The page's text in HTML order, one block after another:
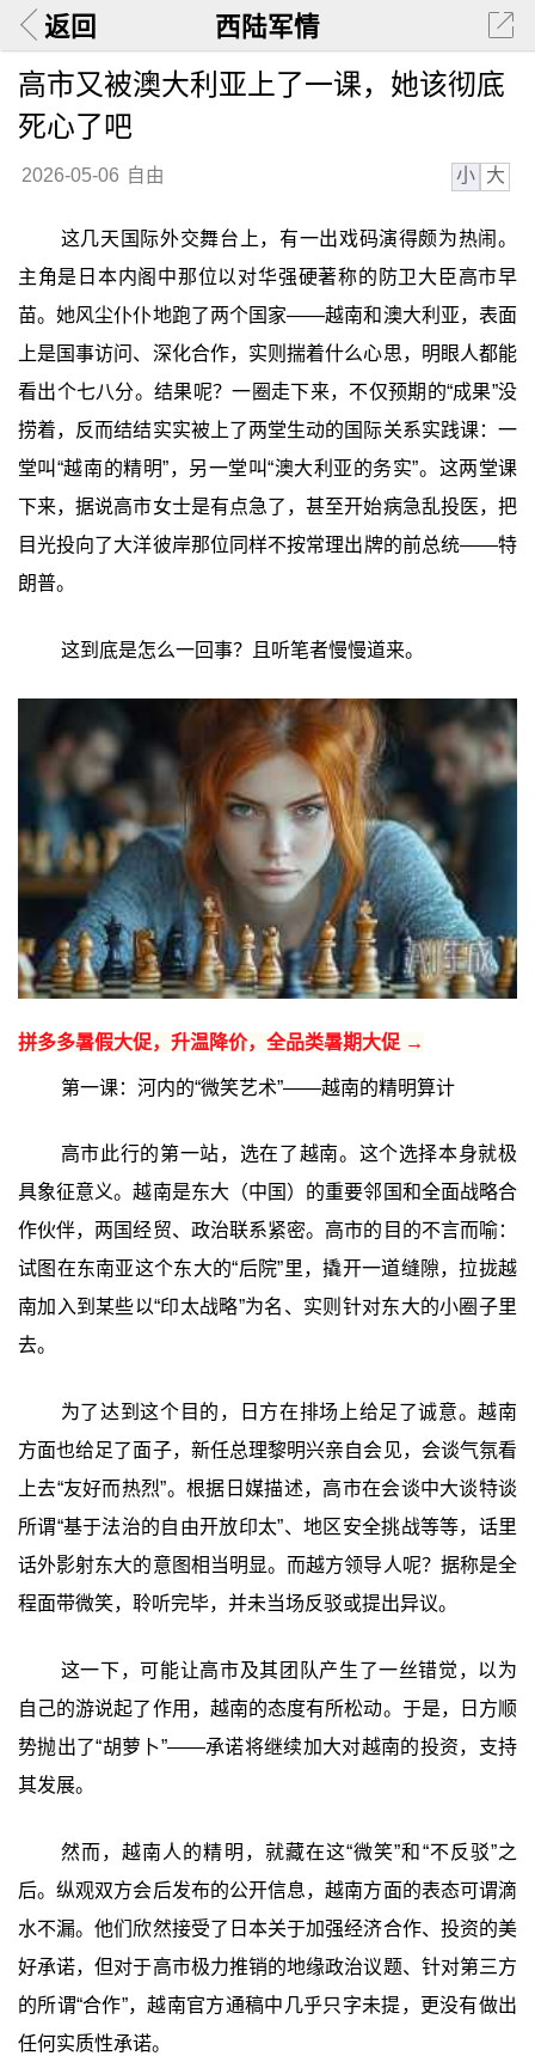
返回 西陆军情
高市又被澳大利亚上了一课，她该彻底
死心了吧
2026-05-06 自由 小 大
这几天国际外交舞台上，有一出戏码演得颇为热闹。
主角是日本内阁中那位以对华强硬著称的防卫大臣高市早
苗。她风尘仆仆地跑了两个国家——越南和澳大利亚，表面
上是国事访问、深化合作，实则揣着什么心思，明眼人都能
看出个七八分。结果呢？一圈走下来，不仅预期的“成果”没
捞着，反而结结实实被上了两堂生动的国际关系实践课：一
堂叫“越南的精明”，另一堂叫“澳大利亚的务实”。这两堂课
下来，据说高市女士是有点急了，甚至开始病急乱投医，把
目光投向了大洋彼岸那位同样不按常理出牌的前总统——特
朗普。
这到底是怎么一回事？且听笔者慢慢道来。
拼多多暑假大促，升温降价，全品类暑期大促 →
第一课：河内的“微笑艺术”——越南的精明算计
高市此行的第一站，选在了越南。这个选择本身就极
具象征意义。越南是东大（中国）的重要邻国和全面战略合
作伙伴，两国经贸、政治联系紧密。高市的目的不言而喻：
试图在东南亚这个东大的“后院”里，撬开一道缝隙，拉拢越
南加入到某些以“印太战略”为名、实则针对东大的小圈子里
去。
为了达到这个目的，日方在排场上给足了诚意。越南
方面也给足了面子，新任总理黎明兴亲自会见，会谈气氛看
上去“友好而热烈”。根据日媒描述，高市在会谈中大谈特谈
所谓“基于法治的自由开放印太”、地区安全挑战等等，话里
话外影射东大的意图相当明显。而越方领导人呢？据称是全
程面带微笑，聆听完毕，并未当场反驳或提出异议。
这一下，可能让高市及其团队产生了一丝错觉，以为
自己的游说起了作用，越南的态度有所松动。于是，日方顺
势抛出了“胡萝卜”——承诺将继续加大对越南的投资，支持
其发展。
然而，越南人的精明，就藏在这“微笑”和“不反驳”之
后。纵观双方会后发布的公开信息，越南方面的表态可谓滴
水不漏。他们欣然接受了日本关于加强经济合作、投资的美
好承诺，但对于高市极力推销的地缘政治议题、针对第三方
的所谓“合作”，越南官方通稿中几乎只字未提，更没有做出
任何实质性承诺。